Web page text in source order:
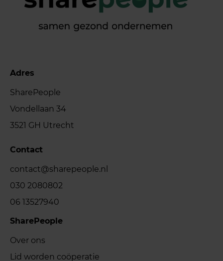
Adres
SharePeople
Vondellaan 34
3521 GH Utrecht
Contact
contact@sharepeople.nl
030 2080802
06 13527940
SharePeople
Over ons
Lid worden coöperatie